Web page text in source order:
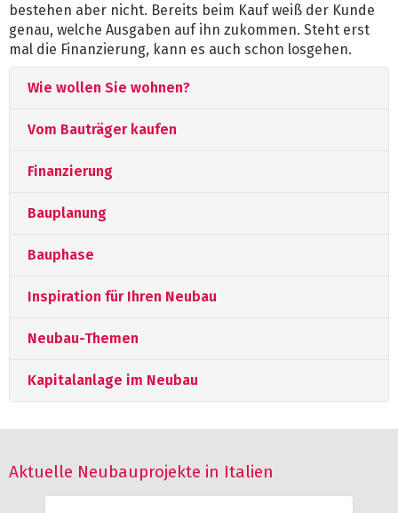
bestehen aber nicht. Bereits beim Kauf weiß der Kunde
genau, welche Ausgaben auf ihn zukommen. Steht erst
mal die Finanzierung, kann es auch schon losgehen.
Wie wollen Sie wohnen?
Vom Bauträger kaufen
Finanzierung
Bauplanung
Bauphase
Inspiration für Ihren Neubau
Neubau-Themen
Kapitalanlage im Neubau
Aktuelle Neubauprojekte in Italien